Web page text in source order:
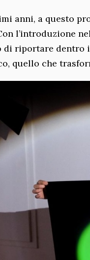
anni, a questo
l’introduzione
di riportare dentro
quello che